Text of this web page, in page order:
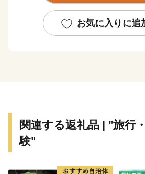
す。
このたび、菊川市を応援していただ
お気に入りに追
関連する返礼品 | "旅行
験"